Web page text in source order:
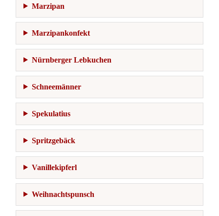
Marzipan
Marzipankonfekt
Nürnberger Lebkuchen
Schneemänner
Spekulatius
Spritzgebäck
Vanillekipferl
Weihnachtspunsch